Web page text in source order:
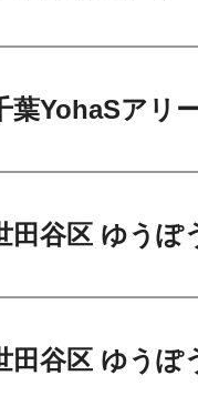
葉YohaSア
田谷区 ゆうぽ
田谷区 ゆうぽ